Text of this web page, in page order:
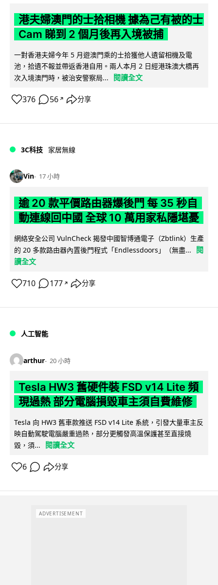
港夫婦澳門的士拾相機 據為己有被的士
Cam 睇到 2 個月後再入境被捕
一對香港夫婦今年 5 月遊澳門乘的士拾獲他人遺留相機及電
池，拾遺不報並帶返香港自用。兩人本月 2 日經港珠澳大橋再
次入境澳門時，被治安警察局...
閱讀全文
376 56 ↗ 分享
3C科技 家居無線
Vin 17 小時
逾 20 款平價路由器爆後門 每 35 秒自
動連線回中國 全球 10 萬用家私隱堪憂
網絡安全公司 VulnCheck 揭發中國智博通電子（Zbtlink）生產
的 20 多款路由器內置後門程式「Endlessdoors」（無盡...
閱
讀全文
710 177 ↗ 分享
人工智能
arthur 20 小時
Tesla HW3 舊硬件裝 FSD v14 Lite 頻
現過熱 部分電腦損毀車主須自費維修
Tesla 向 HW3 舊車款推送 FSD v14 Lite 系統，引發大量車主反
映自動駕駛電腦嚴重過熱，部分更觸發高溫保護甚至直接燒
毀，須...
閱讀全文
6 分享
ADVERTISEMENT